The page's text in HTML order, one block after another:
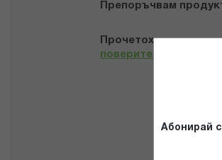
Абонирай
Препоръчвам
Прочетох и се
поверителност